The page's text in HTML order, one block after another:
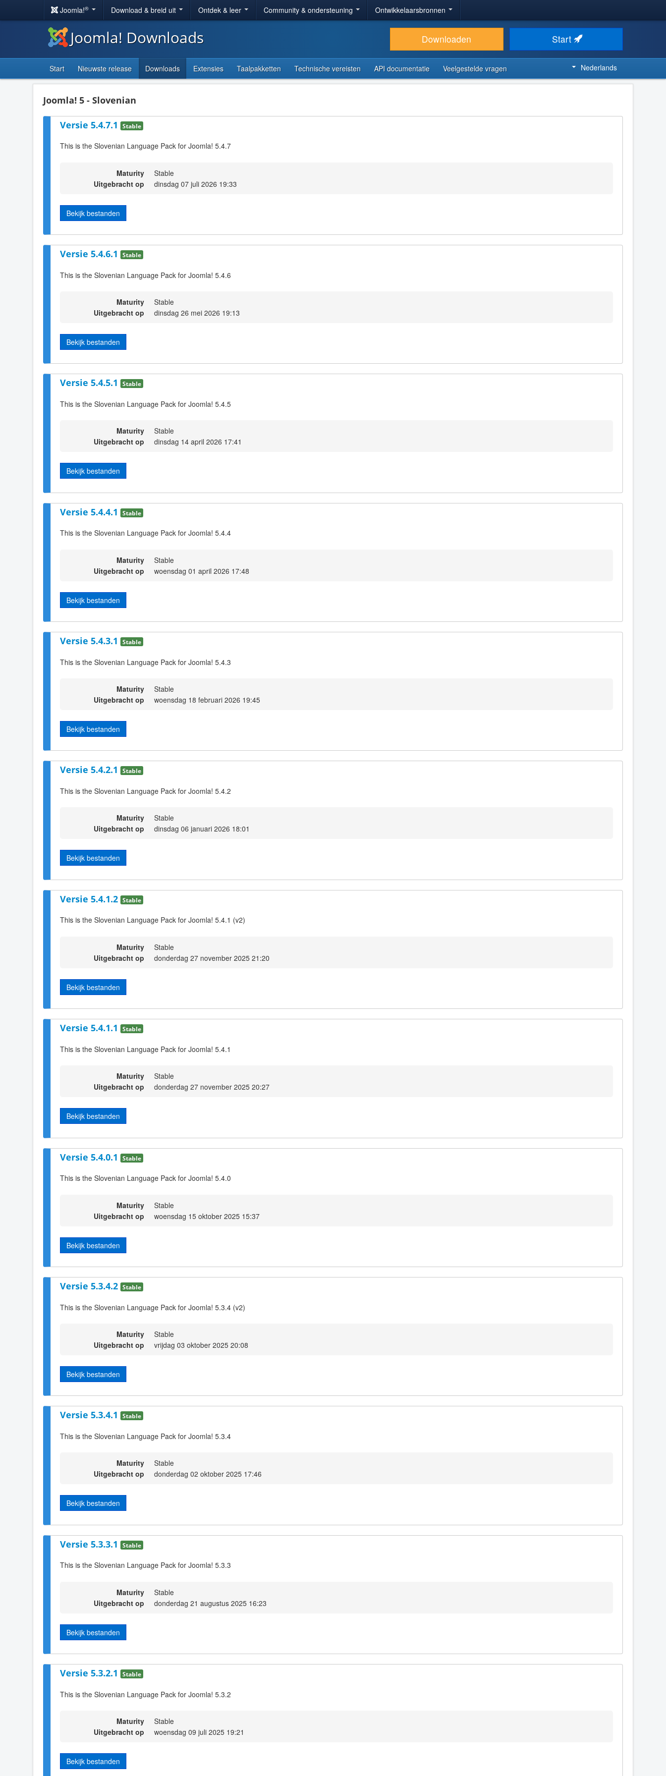
Joomla!® Download & breid uit Ontdek & leer Community & ondersteuning Ontwikkelaarsbronnen
Joomla! Downloads Downloaden Start
Start Nieuwste release Downloads Extensies Taalpakketten Technische vereisten API documentatie Veelgestelde vragen Nederlands
Joomla! 5 - Slovenian
Versie 5.4.7.1 Stable
This is the Slovenian Language Pack for Joomla! 5.4.7
Maturity
Stable
Uitgebracht op
dinsdag 07 juli 2026 19:33
Bekijk bestanden
Versie 5.4.6.1 Stable
This is the Slovenian Language Pack for Joomla! 5.4.6
Maturity
Stable
Uitgebracht op
dinsdag 26 mei 2026 19:13
Bekijk bestanden
Versie 5.4.5.1 Stable
This is the Slovenian Language Pack for Joomla! 5.4.5
Maturity
Stable
Uitgebracht op
dinsdag 14 april 2026 17:41
Bekijk bestanden
Versie 5.4.4.1 Stable
This is the Slovenian Language Pack for Joomla! 5.4.4
Maturity
Stable
Uitgebracht op
woensdag 01 april 2026 17:48
Bekijk bestanden
Versie 5.4.3.1 Stable
This is the Slovenian Language Pack for Joomla! 5.4.3
Maturity
Stable
Uitgebracht op
woensdag 18 februari 2026 19:45
Bekijk bestanden
Versie 5.4.2.1 Stable
This is the Slovenian Language Pack for Joomla! 5.4.2
Maturity
Stable
Uitgebracht op
dinsdag 06 januari 2026 18:01
Bekijk bestanden
Versie 5.4.1.2 Stable
This is the Slovenian Language Pack for Joomla! 5.4.1 (v2)
Maturity
Stable
Uitgebracht op
donderdag 27 november 2025 21:20
Bekijk bestanden
Versie 5.4.1.1 Stable
This is the Slovenian Language Pack for Joomla! 5.4.1
Maturity
Stable
Uitgebracht op
donderdag 27 november 2025 20:27
Bekijk bestanden
Versie 5.4.0.1 Stable
This is the Slovenian Language Pack for Joomla! 5.4.0
Maturity
Stable
Uitgebracht op
woensdag 15 oktober 2025 15:37
Bekijk bestanden
Versie 5.3.4.2 Stable
This is the Slovenian Language Pack for Joomla! 5.3.4 (v2)
Maturity
Stable
Uitgebracht op
vrijdag 03 oktober 2025 20:08
Bekijk bestanden
Versie 5.3.4.1 Stable
This is the Slovenian Language Pack for Joomla! 5.3.4
Maturity
Stable
Uitgebracht op
donderdag 02 oktober 2025 17:46
Bekijk bestanden
Versie 5.3.3.1 Stable
This is the Slovenian Language Pack for Joomla! 5.3.3
Maturity
Stable
Uitgebracht op
donderdag 21 augustus 2025 16:23
Bekijk bestanden
Versie 5.3.2.1 Stable
This is the Slovenian Language Pack for Joomla! 5.3.2
Maturity
Stable
Uitgebracht op
woensdag 09 juli 2025 19:21
Bekijk bestanden